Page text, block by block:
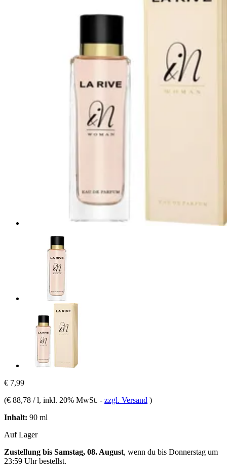
€ 7,99
(€ 88,78 / l, inkl. 20% MwSt. - zzgl. Versand )
Inhalt: 90 ml
Auf Lager
Zustellung bis Samstag, 08. August, wenn du bis Donnerstag um
23:59 Uhrbestellst.